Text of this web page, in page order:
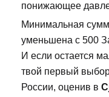
понижающее
Минимальная
уменьшена с 500
И если остается
твой первый
России, оценив в